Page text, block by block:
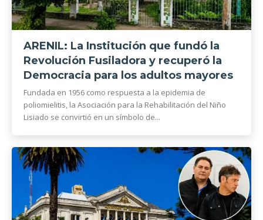
ARENIL: La Institución que fundó la
Revolución Fusiladora y recuperó la
Democracia para los adultos mayores
Fundada en 1956 como respuesta a la epidemia de
poliomielitis, la Asociación para la Rehabilitación del Niño
Lisiado se convirtió en un símbolo de...